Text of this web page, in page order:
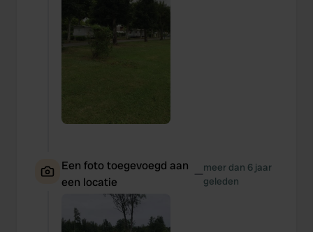
We also share information about your use of our site with
our social media, advertising and analytics partners who
may combine it with other information that you’ve
provided to them or that they’ve collected from your use
Een foto toegevoegd aan
een locatie
—meer dan 6 jaar
geleden